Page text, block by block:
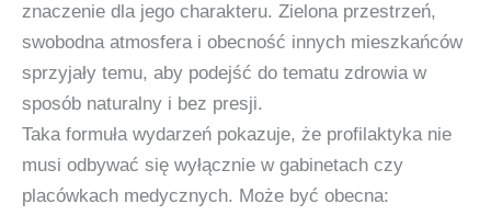
znaczenie dla jego charakteru. Zielona przestrzeń,
swobodna atmosfera i obecność innych mieszkańców
sprzyjały temu, aby podejść do tematu zdrowia w
sposób naturalny i bez presji.
Taka formuła wydarzeń pokazuje, że profilaktyka nie
musi odbywać się wyłącznie w gabinetach czy
placówkach medycznych. Może być obecna: